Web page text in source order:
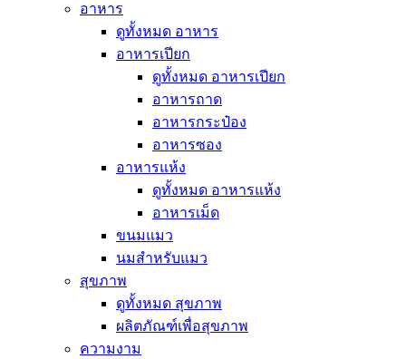
อาหาร
ดูทั้งหมด อาหาร
อาหารเปียก
ดูทั้งหมด อาหารเปียก
อาหารถาด
อาหารกระป๋อง
อาหารซอง
อาหารแห้ง
ดูทั้งหมด อาหารแห้ง
อาหารเม็ด
ขนมแมว
นมสำหรับแมว
สุขภาพ
ดูทั้งหมด สุขภาพ
ผลิตภัณฑ์เพื่อสุขภาพ
ความงาม